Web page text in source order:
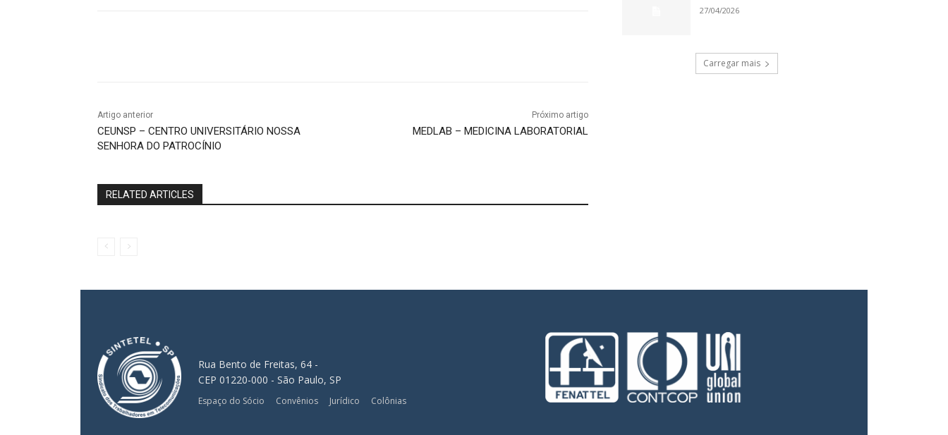
Artigo anterior
CEUNSP – CENTRO UNIVERSITÁRIO NOSSA
SENHORA DO PATROCÍNIO
Próximo artigo
MEDLAB – MEDICINA LABORATORIAL
RELATED ARTICLES
27/04/2026
Carregar mais
Rua Bento de Freitas, 64 -
CEP 01220-000 - São Paulo, SP
Espaço do Sócio Convênios Jurídico Colônias